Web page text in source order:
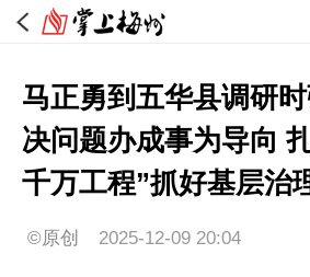
马正勇到五华县调研
决问题办成事为导向
千万工程”抓好基层治
©原创 2025-12-09 20:04